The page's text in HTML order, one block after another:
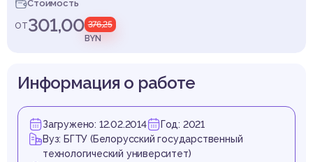
Стоимость
от301,00 376,25
BYN
Информация о работе
Загружено: 12.02.2014
Год: 2021
Вуз: БГТУ (Белорусский государственный
технологический университет)